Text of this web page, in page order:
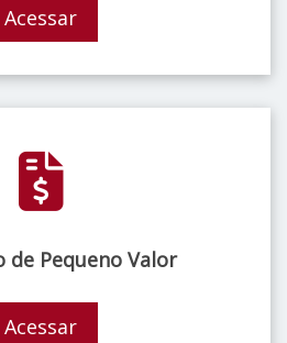
Acessar
de Pequeno Valor
Acessar